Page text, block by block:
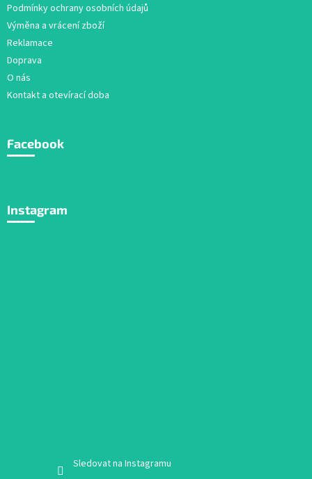
Podmínky ochrany osobních údajů
Výměna a vrácení zboží
Reklamace
Doprava
O nás
Kontakt a otevírací doba
Facebook
Instagram
Sledovat na Instagramu